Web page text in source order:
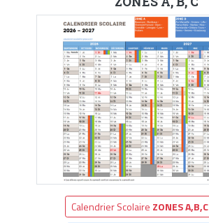
Calendrier Scolaire ZONES A,B,C